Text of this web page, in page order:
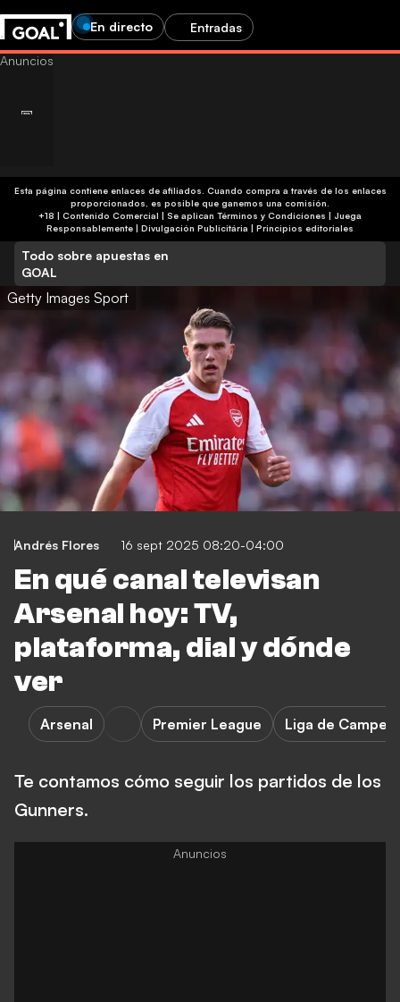
En directo Entradas
Esta página contiene enlaces de afiliados. Cuando compra a través de los enlaces
proporcionados, es posible que ganemos una comisión.
+18 | Contenido Comercial | Se aplican Términos y Condiciones | Juega
Responsablemente | Divulgación Publicitária | Principios editoriales
Todo sobre apuestas en
GOAL
Getty Images Sport
Andrés Flores 16 sept 2025 08:20-04:00
En qué canal televisan
Arsenal hoy: TV,
plataforma, dial y dónde
ver
Arsenal Premier League Liga de
Te contamos cómo seguir los partidos de los
Gunners.